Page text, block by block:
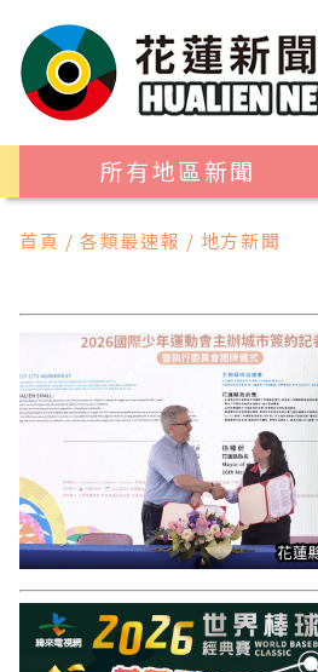
所有地區新聞
首頁 / 各類最速報 / 地方新聞